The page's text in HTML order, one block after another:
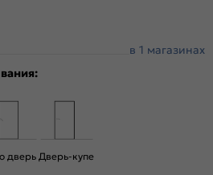
Каркасно-щитовая
Телескопический, компланарный
Алюминиевая черная матовая
в 1 магазинах
дверь Дверь-купе